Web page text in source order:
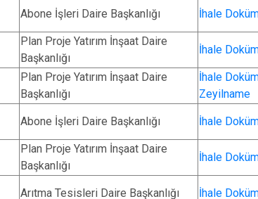
Abone İşleri Daire Başkanlığı İhale
Plan Proje Yatırım İnşaat Daire
Başkanlığı
İhale
Plan Proje Yatırım İnşaat Daire
Başkanlığı
İhale
Zeyilname
Abone İşleri Daire Başkanlığı İhale
Plan Proje Yatırım İnşaat Daire
Başkanlığı
İhale
Arıtma Tesisleri Daire Başkanlığı İhale